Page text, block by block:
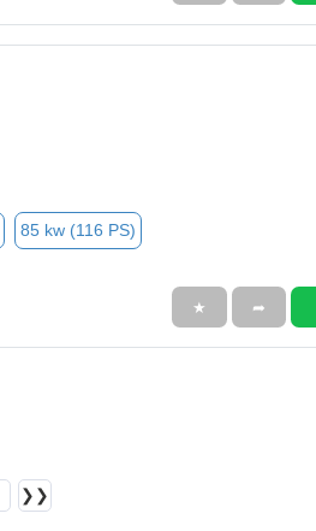
85 kw (116 PS)
★ ➦
❯❯